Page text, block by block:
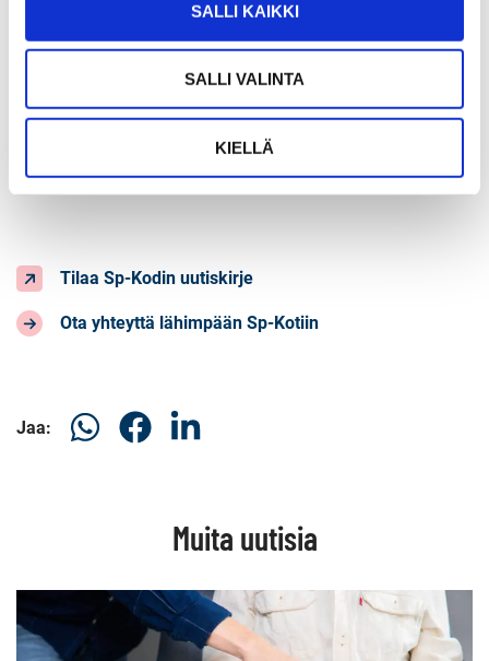
SALLI KAIKKI
SALLI VALINTA
KIELLÄ
TOMMI GRÖNLUND
Liiketoimintajohtaja, Säästöpankki Helsinki
tommi.gronlund@saastopankki.fi
Tilaa Sp-Kodin uutiskirje
Ota yhteyttä lähimpään Sp-Kotiin
Jaa:
Jaa
Jaa
Jaa
Muita uutisia